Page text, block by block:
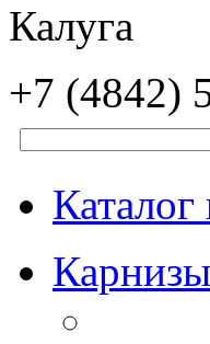
Калуга
+7 (4842)
Карнизы